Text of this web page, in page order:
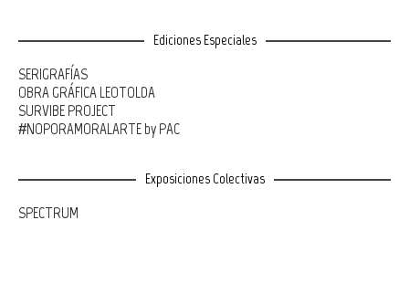
Ediciones Especiales
SERIGRAFÍAS
OBRA GRÁFICA LEOTOLDA
SURVIBE PROJECT
#NOPORAMORALARTE by PAC
Exposiciones Colectivas
SPECTRUM